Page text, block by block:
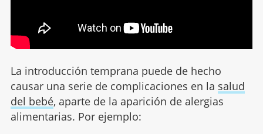
La introducción temprana puede de hecho
causar una serie de complicaciones en la salud
del bebé, aparte de la aparición de alergias
alimentarias. Por ejemplo: